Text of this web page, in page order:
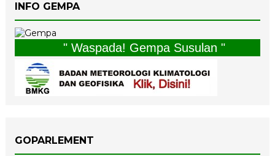
INFO GEMPA
" Waspada! Gempa Susulan "
GOPARLEMENT